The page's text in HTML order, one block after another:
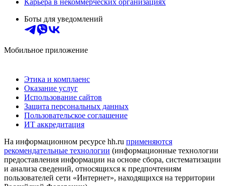
Боты для уведомлений
Мобильное приложение
Этика и комплаенс
Оказание услуг
Использование сайтов
Защита персональных данных
Пользовательское соглашение
ИТ аккредитация
На информационном ресурсе hh.ru применяются
рекомендательные технологии (информационные технологии
предоставления информации на основе сбора, систематизации
и анализа сведений, относящихся к предпочтениям
пользователей сети «Интернет», находящихся на территории